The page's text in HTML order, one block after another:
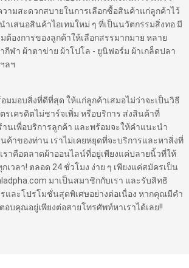
วามสะดวกสบายในการเลือกซื้อสินค้าแก่ลูกค้าไว้
ำเสนอสินค้าไอเทมใหม่ ๆ ที่เป็นนวัตกรรมสิ่งทอ มี
ต้องการของลูกค้าให้เลือกสรรมากมาย หลาย
กีฬา ผ้าตาข่าย ผ้าโปโล - ยูนิฟอร์ม ผ้าเกล็ดปลา
ลฯ
มมอบสิ่งที่ดีที่สุด ให้แก่ลูกค้าเสมอไม่ว่าจะเป็นวิธี
รเครดิตไม่ชาร์จเพิ่ม หรือบริการ ส่งสินค้าที่
านเพื่อบริการลูกค้า และพร้อมจะให้คำแนะนำ
ค้าของท่าน เราไม่เคยหยุดที่จะบริการและหาสิ่งที่
ราคือตลาดผ้าออนไลน์ที่อยู่เพียงแค่ปลายนิ้วที่ให้
วลา! ตลอด 24 ชั่วโมง ง่าย ๆ เพียงแค่สมัครเป็น
มาเป็นสมาชิกกับเรา และรับสิทธิ
และโปรโมชั่นสุดพิเศษอย่างต่อเนื่อง หากคุณมีคำ
อบคุณอยู่เพียงต่อสายโทรศัพท์หาเราได้เลย!!